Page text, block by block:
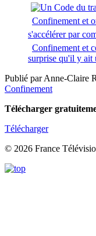
Confinement et
s'accélérer par
Confinement et
surprise qu'il y ait
Publié par Anne-Claire
Confinement
Télécharger
Télécharger
© 2026 France